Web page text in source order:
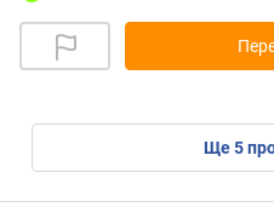
ще5